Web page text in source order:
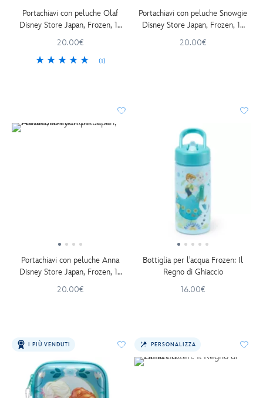
Portachiavi con peluche Olaf
Disney Store Japan, Frozen, 15
20.00€
(1)
Portachiavi con peluche Snowgie
Disney Store Japan, Frozen, 15
20.00€
Portachiavi con peluche Anna
Disney Store Japan, Frozen, 15
20.00€
Bottiglia per l'acqua Frozen: Il
Regno di Ghiaccio
16.00€
I PIÙ VENDUTI PERSONALIZZA